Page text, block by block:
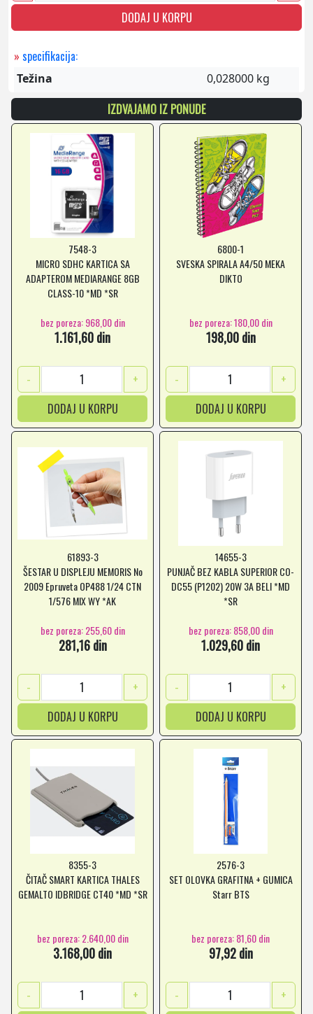
DODAJ U KORPU
» specifikacija:
Težina 0,028000 kg
IZDVAJAMO IZ PONUDE
7548-3
MICRO SDHC KARTICA SA
ADAPTEROM MEDIARANGE 8GB
CLASS-10 *MD *SR
bez poreza: 968,00 din
1.161,60 din
-
+
DODAJ U KORPU
6800-1
SVESKA SPIRALA A4/50 MEKA
DIKTO
bez poreza: 180,00 din
198,00 din
-
+
DODAJ U KORPU
61893-3
ŠESTAR U DISPLEJU MEMORIS No
2009 Epruveta OP488 1/24 CTN
1/576 MIX WY *AK
bez poreza: 255,60 din
281,16 din
-
+
DODAJ U KORPU
14655-3
PUNJAČ BEZ KABLA SUPERIOR CO-
DC55 (P1202) 20W 3A BELI *MD
*SR
bez poreza: 858,00 din
1.029,60 din
-
+
DODAJ U KORPU
8355-3
ČITAČ SMART KARTICA THALES
GEMALTO IDBRIDGE CT40 *MD *SR
bez poreza: 2.640,00 din
3.168,00 din
- +
2576-3
SET OLOVKA GRAFITNA + GUMICA
Starr BTS
bez poreza: 81,60 din
97,92 din
- +